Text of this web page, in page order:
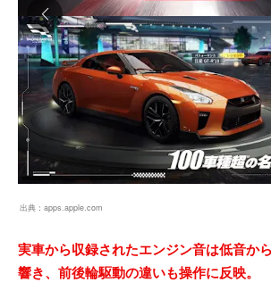
出典： apps.apple.com
実車から収録されたエンジン音は低音か
響き、前後輪駆動の違いも操作に反映。